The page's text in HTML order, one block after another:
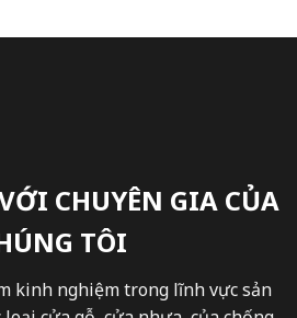
CHUYÊN GIA CỦA
TÔI
kinh nghiệm trong lĩnh vực sản